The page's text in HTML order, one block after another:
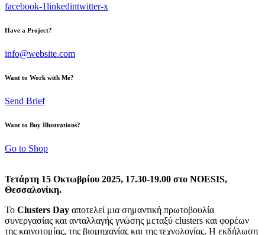
facebook-1linkedintwitter-x
Have a Project?
info@website.com
Want to Work with Me?
Send Brief
Want to Buy Illustrations?
Go to Shop
Τετάρτη 15 Οκτωβρίου 2025, 17.30-19.00 στο NOESIS,
Θεσσαλονίκη.
Το Clusters Day αποτελεί μια σημαντική πρωτοβουλία
συνεργασίας και ανταλλαγής γνώσης μεταξύ clusters και φορέων
της καινοτομίας, της βιομηχανίας και της τεχνολογίας. Η εκδήλωση